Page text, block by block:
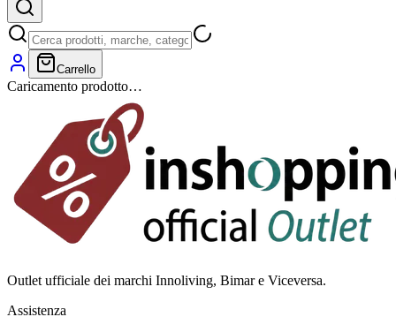
Carrello
Caricamento prodotto…
Outlet ufficiale dei marchi Innoliving, Bimar e Viceversa.
Assistenza